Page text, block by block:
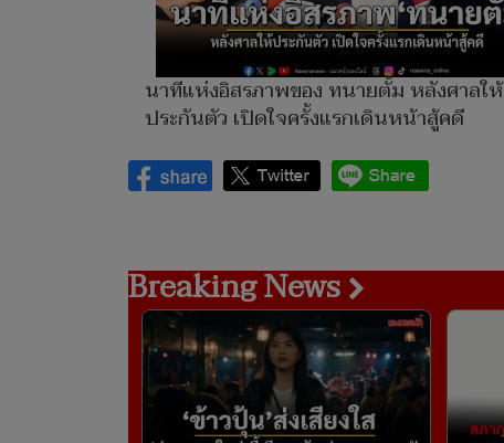
นาทีแห่งอิสรภาพของ ทนายตั้ม หลังศาลให้
ประกันตัว เปิดใจครั้งแรกเดินหน้าสู้คดี
Breaking News